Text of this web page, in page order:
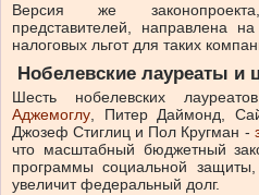
Версия же
представителей, направлена
налоговых льгот для таких
Нобелевские лауреаты и
Шесть нобелевских
Аджемоглу , Питер Даймонд,
Джозеф Стиглиц и Пол Кругман -
что масштабный бюджетный
программы социальной
увеличит федеральный долг.